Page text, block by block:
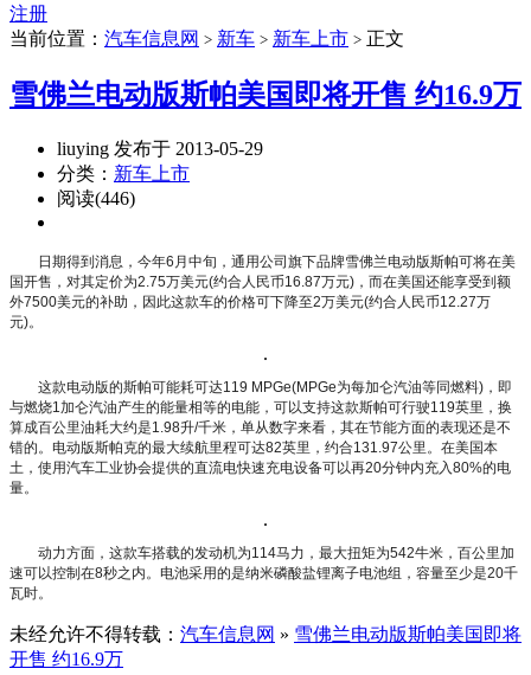
注册
当前位置： 汽车信息网 > 新车 > 新车上市 > 正文
雪佛兰电动版斯帕美国即将开售 约16.9万
liuying 发布于 2013-05-29
分类： 新车上市
阅读(446)
日期得到消息，今年6月中旬，通用公司旗下品牌雪佛兰电动版斯帕可将在美
国开售，对其定价为2.75万美元(约合人民币16.87万元)，而在美国还能享受到额
外7500美元的补助，因此这款车的价格可下降至2万美元(约合人民币12.27万
元)。
这款电动版的斯帕可能耗可达119 MPGe(MPGe为每加仑汽油等同燃料)，即
与燃烧1加仑汽油产生的能量相等的电能，可以支持这款斯帕可行驶119英里，换
算成百公里油耗大约是1.98升/千米，单从数字来看，其在节能方面的表现还是不
错的。电动版斯帕克的最大续航里程可达82英里，约合131.97公里。在美国本
土，使用汽车工业协会提供的直流电快速充电设备可以再20分钟内充入80%的电
量。
动力方面，这款车搭载的发动机为114马力，最大扭矩为542牛米，百公里加
速可以控制在8秒之内。电池采用的是纳米磷酸盐锂离子电池组，容量至少是20千
瓦时。
未经允许不得转载： 汽车信息网 » 雪佛兰电动版斯帕美国即将
开售 约16.9万